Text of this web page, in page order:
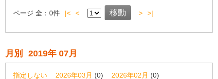
ページ 全：0件 |< < > >|
月別 2019年 07月
指定しない 2026年03月 (0) 2026年02月 (0)